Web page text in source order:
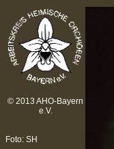
© 2013 AHO-Bayern
e.V.
Foto: SH